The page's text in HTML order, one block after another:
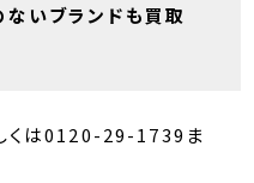
いブランドも買取
くは0120-29-1739ま